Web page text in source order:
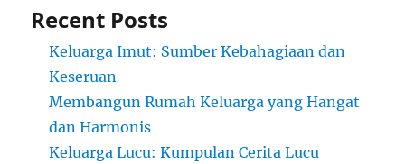
Recent Posts
Keluarga Imut: Sumber Kebahagiaan dan
Keseruan
Membangun Rumah Keluarga yang Hangat
dan Harmonis
Keluarga Lucu: Kumpulan Cerita Lucu